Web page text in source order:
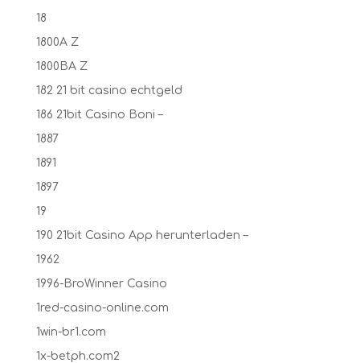
18
1800A Z
1800BA Z
182 21 bit casino echtgeld
186 21bit Casino Boni –
1887
1891
1897
19
190 21bit Casino App herunterladen –
1962
1996-BroWinner Casino
1red-casino-online.com
1win-br1.com
1x-betph.com2